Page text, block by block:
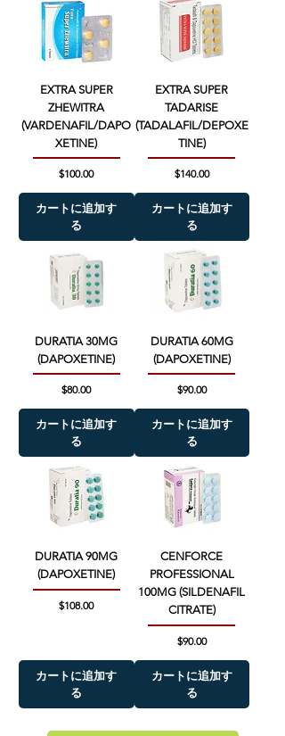
EXTRA SUPER
ZHEWITRA
(VARDENAFIL/DAPO
XETINE)
価格
$100.00
カートに追加す
る
EXTRA SUPER
TADARISE
(TADALAFIL/DEPOXE
TINE)
価格
$140.00
カートに追加す
る
DURATIA 30MG
(DAPOXETINE)
価格
$80.00
カートに追加す
る
DURATIA 60MG
(DAPOXETINE)
価格
$90.00
カートに追加す
る
DURATIA 90MG
(DAPOXETINE)
価格
$108.00
カートに追加す
る
CENFORCE
PROFESSIONAL
100MG (SILDENAFIL
CITRATE)
価格
$90.00
カートに追加す
る